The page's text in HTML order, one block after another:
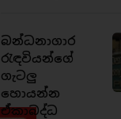
බන්ධනාගාර
රැඳවියන්ගේ
ගැටලු
හොයන්න
ඒකාබද්ධ